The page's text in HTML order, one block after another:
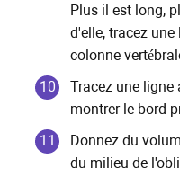
Plus il est long,
d'elle, tracez une
colonne
Tracez une ligne
montrer le bord
Donnez du
du milieu de